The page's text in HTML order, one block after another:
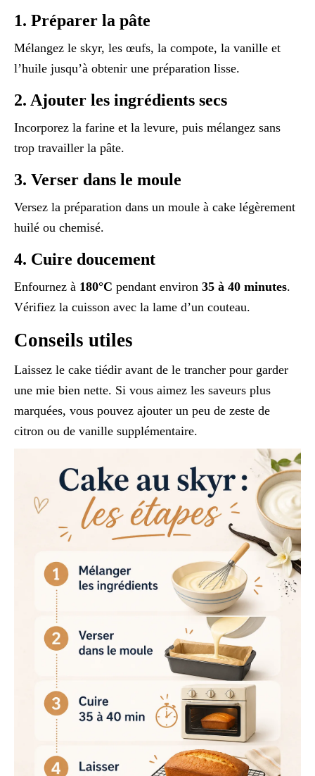
1. Préparer la pâte
Mélangez le skyr, les œufs, la compote, la vanille et
l’huile jusqu’à obtenir une préparation lisse.
2. Ajouter les ingrédients secs
Incorporez la farine et la levure, puis mélangez sans
trop travailler la pâte.
3. Verser dans le moule
Versez la préparation dans un moule à cake légèrement
huilé ou chemisé.
4. Cuire doucement
Enfournez à 180°C pendant environ 35 à 40 minutes.
Vérifiez la cuisson avec la lame d’un couteau.
Conseils utiles
Laissez le cake tiédir avant de le trancher pour garder
une mie bien nette. Si vous aimez les saveurs plus
marquées, vous pouvez ajouter un peu de zeste de
citron ou de vanille supplémentaire.